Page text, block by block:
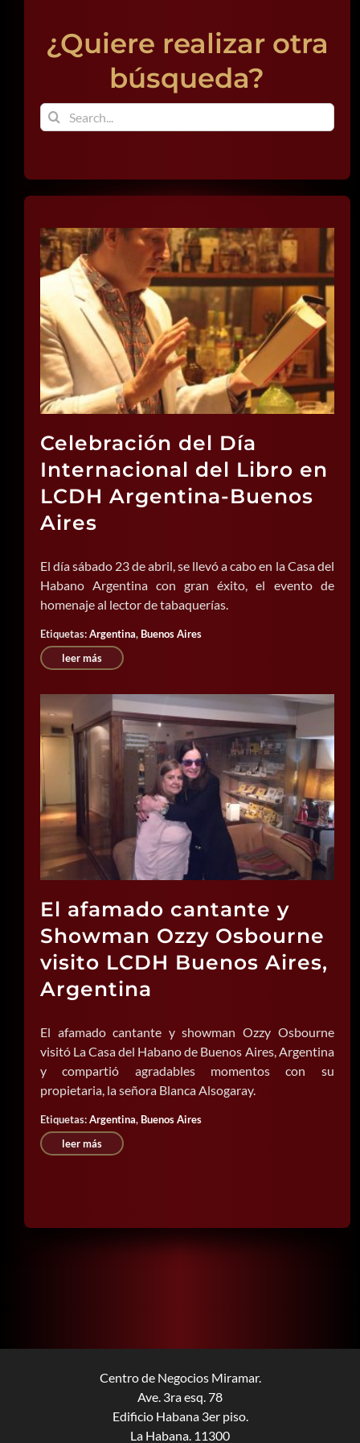
¿Quiere realizar otra
búsqueda?
Buscar:
Celebración del Día
Internacional del Libro en
LCDH Argentina-Buenos
Aires
El día sábado 23 de abril, se llevó a cabo en la Casa del
Habano Argentina con gran éxito, el evento de
homenaje al lector de tabaquerías.
Etiquetas:Argentina, Buenos Aires
leer más
El afamado cantante y
Showman Ozzy Osbourne
visito LCDH Buenos Aires,
Argentina
El afamado cantante y showman Ozzy Osbourne
visitó La Casa del Habano de Buenos Aires, Argentina
y compartió agradables momentos con su
propietaria, la señora Blanca Alsogaray.
Etiquetas:Argentina, Buenos Aires
leer más
Centro de Negocios Miramar.
Ave. 3ra esq. 78
Edificio Habana 3er piso.
La Habana. 11300